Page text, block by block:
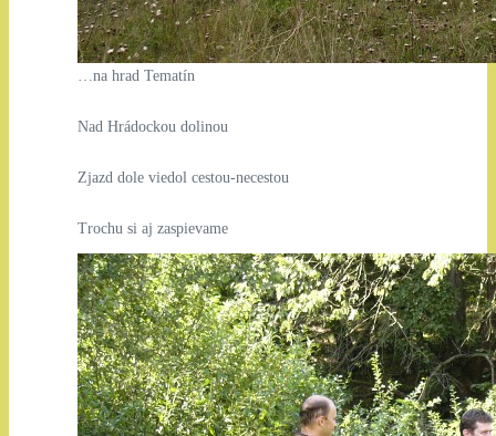
…na hrad Tematín
Nad Hrádockou dolinou
Zjazd dole viedol cestou-necestou
Trochu si aj zaspievame